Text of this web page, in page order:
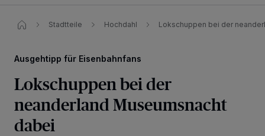
Stadtteile Hochdahl Lokschuppen bei der
Ausgehtipp für Eisenbahnfans
Lokschuppen bei der
neanderland Museumsnacht
dabei
Wir und unsere218-Partner speichern und greifen auf
personenbezogene Daten wie Browserdaten oder eindeutige
Kennungen auf Ihrem Gerät zu. Durch Auswahl von OK aktivieren Sie